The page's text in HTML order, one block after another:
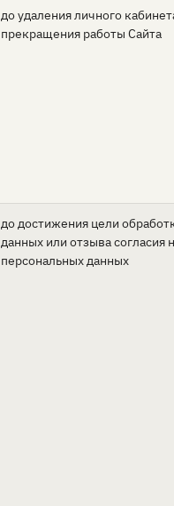
до удаления личного
прекращения работы Сайта
до достижения цели
данных или отзыва согласия
персональных данных